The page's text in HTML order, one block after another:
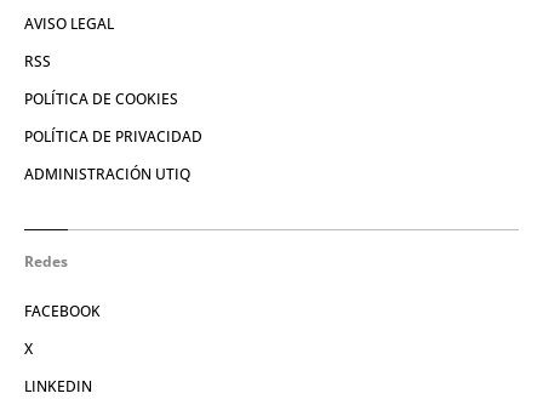
AVISO LEGAL
RSS
POLÍTICA DE COOKIES
POLÍTICA DE PRIVACIDAD
ADMINISTRACIÓN UTIQ
Redes
FACEBOOK
X
LINKEDIN